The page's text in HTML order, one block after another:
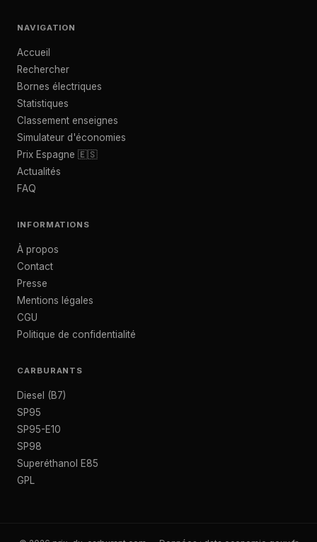
NAVIGATION
Accueil
Rechercher
Bornes électriques
Statistiques
Classement enseignes
Simulateur d'économies
Prix Espagne 🇪🇸
Actualités
FAQ
INFORMATIONS
À propos
Contact
Presse
Mentions légales
CGU
Politique de confidentialité
CARBURANTS
Diesel (B7)
SP95
SP95-E10
SP98
Superéthanol E85
GPL